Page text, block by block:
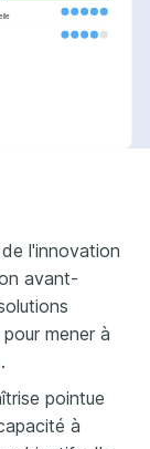
logicielle.
l'innovation
avant-
mener à
pointue
à